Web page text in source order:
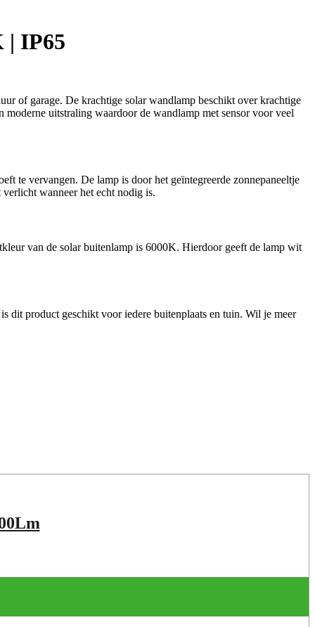
| IP65
of garage. De krachtige solar wandlamp beschikt over krachtige
uitstraling waardoor de wandlamp met sensor voor veel
te vervangen. De lamp is door het geïntegreerde zonnepaneeltje
wanneer het echt nodig is.
van de solar buitenlamp is 6000K. Hierdoor geeft de lamp wit
dit product geschikt voor iedere buitenplaats en tuin. Wil je meer